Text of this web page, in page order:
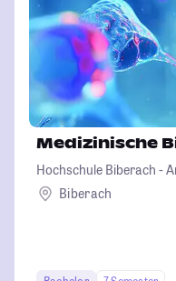
Medizinische
Hochschule Biberach -
Betriebswirtschaft und
Biberach